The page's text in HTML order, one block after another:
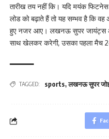
तारीख तय नहीं कि। यदि मयंक
लोड को बढ़ाते हैं तो यह सम्भव है कि
हुए नजर आए। लखनऊ सुपर जायंट्स
साथ खेलकर करेगी, उसका पहला मैच
TAGGED: sports,लखनऊ सुपर